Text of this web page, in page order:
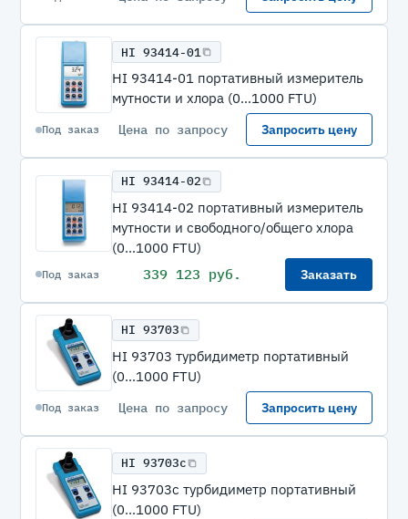
HI 93414-01
HI 93414-01 портативный измеритель
мутности и хлора (0...1000 FTU)
Под заказ Цена по запросу Запросить цену
HI 93414-02
HI 93414-02 портативный измеритель
мутности и свободного/общего хлора
(0...1000 FTU)
Под заказ 339 123 руб. Заказать
HI 93703
HI 93703 турбидиметр портативный
(0...1000 FTU)
Под заказ Цена по запросу Запросить цену
HI 93703c
HI 93703c турбидиметр портативный
(0...1000 FTU)